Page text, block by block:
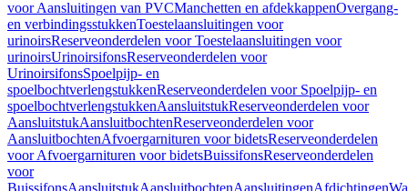
voor Aansluitingen van PVCManchetten en afdekkappenOvergang-
en verbindingsstukkenToestelaansluitingen voor
urinoirsReserveonderdelen voor Toestelaansluitingen voor
urinoirsUrinoirsifonsReserveonderdelen voor
UrinoirsifonsSpoelpijp- en
spoelbochtverlengstukkenReserveonderdelen voor Spoelpijp- en
spoelbochtverlengstukkenAansluitstukReserveonderdelen voor
AansluitstukAansluitbochtenReserveonderdelen voor
AansluitbochtenAfvoergarnituren voor bidetsReserveonderdelen
voor Afvoergarnituren voor bidetsBuissifonsReserveonderdelen
voor
BuissifonsAansluitstukAansluitbochtenAansluitingenAfdichtingen